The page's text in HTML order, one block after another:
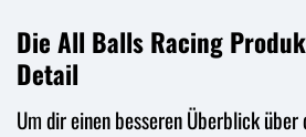
Die All Balls Racing
Detail
Um dir einen besseren Überblick